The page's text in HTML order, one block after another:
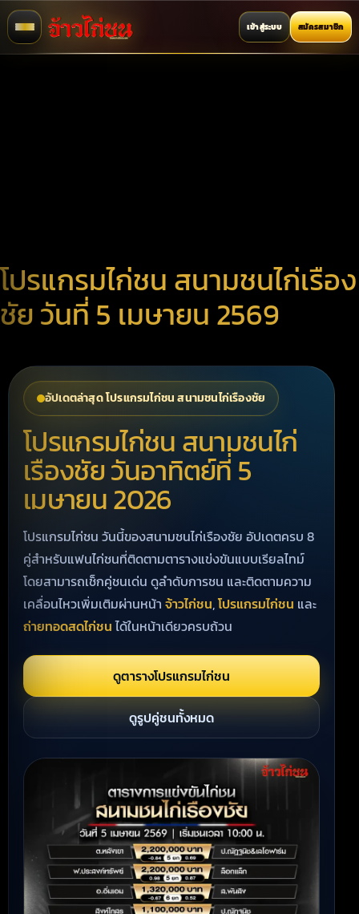
เข้าสู่ระบบ สมัครสมาชิก
โปรแกรมไก่ชน สนามชนไก่เรือง
ชัย วันที่ 5 เมษายน 2569
อัปเดตล่าสุด โปรแกรมไก่ชน สนามชนไก่เรืองชัย
โปรแกรมไก่ชน สนามชนไก่
เรืองชัย วันอาทิตย์ที่ 5
เมษายน 2026
โปรแกรมไก่ชน วันนี้ของสนามชนไก่เรืองชัย อัปเดตครบ 8
คู่สำหรับแฟนไก่ชนที่ติดตามตารางแข่งขันแบบเรียลไทม์
โดยสามารถเช็กคู่ชนเด่น ดูลำดับการชน และติดตามความ
เคลื่อนไหวเพิ่มเติมผ่านหน้า จ้าวไก่ชน,โปรแกรมไก่ชน และ
ถ่ายทอดสดไก่ชนได้ในหน้าเดียวครบถ้วน
ดูตารางโปรแกรมไก่ชน
ดูรูปคู่ชนทั้งหมด